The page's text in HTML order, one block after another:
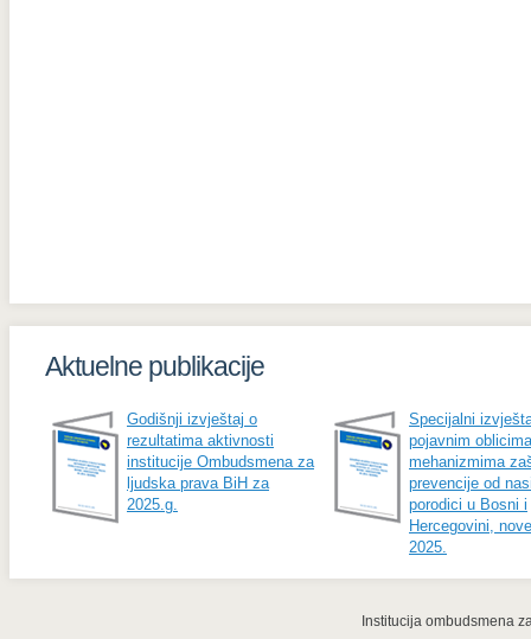
Aktuelne publikacije
Godišnji izvještaj o
rezultatima aktivnosti
institucije Ombudsmena za
ljudska prava BiH za
2025.g.
Specijalni
pojavnim
mehanizmima
prevencije od
porodici u Bosni i
Hercegovini,
2025.
Institucija ombudsmena